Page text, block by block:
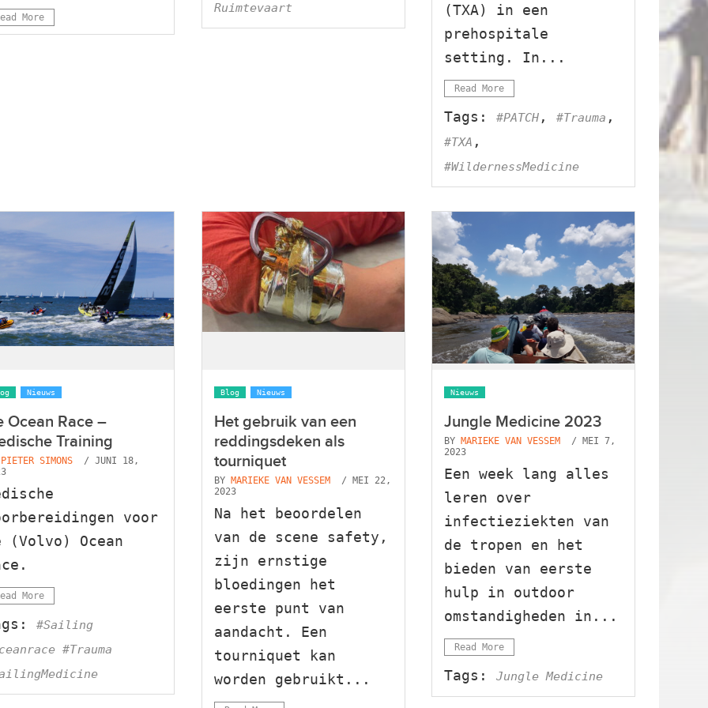
More
Ruimtevaart
(TXA) in een
prehospitale
setting. In...
Read More
Tags:#PATCH ,#Trauma ,
#TXA ,
#WildernessMedicine
Nieuws
Ocean Race –
Training
PIETER SIMONS
/ JUNI 18,
voor
(Volvo) Ocean
More
#Sailing
#Trauma
Blog Nieuws
Het gebruik van een
reddingsdeken als
tourniquet
BY MARIEKE VAN VESSEM
/ MEI 22,
2023
Na het beoordelen
van de scene safety,
zijn ernstige
bloedingen het
eerste punt van
aandacht. Een
tourniquet kan
worden gebruikt...
Nieuws
Jungle Medicine 2023
BY MARIEKE VAN VESSEM
/ MEI 7,
2023
Een week lang alles
leren over
infectieziekten van
de tropen en het
bieden van eerste
hulp in outdoor
omstandigheden in...
Read More
Tags:Jungle Medicine